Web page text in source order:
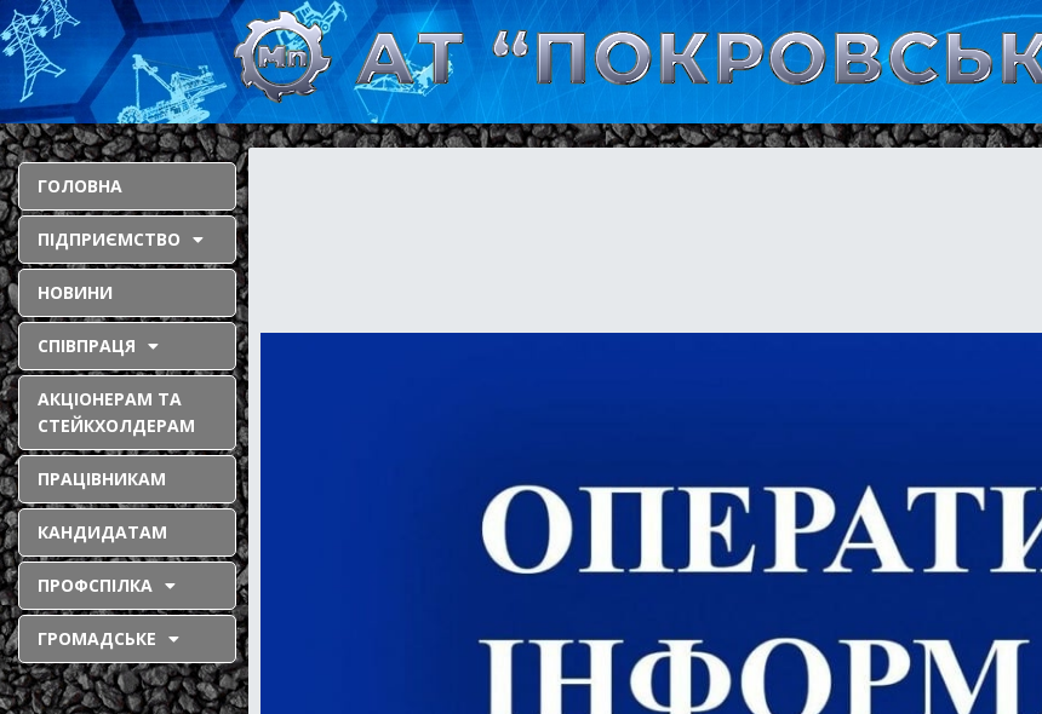
ГОЛОВНА
ПІДПРИЄМСТВО
НОВИНИ
СПІВПРАЦЯ
АКЦІОНЕРАМ ТА
СТЕЙКХОЛДЕРАМ
ПРАЦІВНИКАМ
КАНДИДАТАМ
ПРОФСПІЛКА
ГРОМАДСЬКЕ